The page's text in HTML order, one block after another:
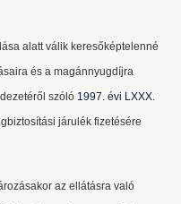
alatt válik keresőképtelenné
és a magánnyugdíjra
szóló 1997. évi LXXX.
járulék fizetésére
az ellátásra való